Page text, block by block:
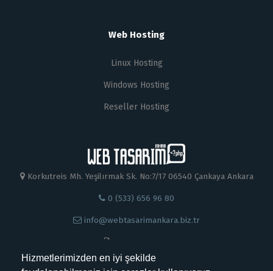
Hizmetlerimizden en iyi şekilde
Web Hosting
Linux Hosting
Windows Hosting
Reseller Hosting
Korkutreis Mh. Yeşilırmak Sk. No:7/17 06540 Çankaya Ankara
0 (533) 656 96 80
info@webtasarimankara.biz.tr